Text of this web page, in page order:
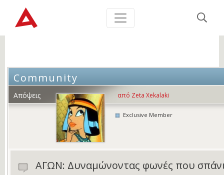
Community
Απόψεις από Zeta Xekalaki
Exclusive Member
ΑΓΩΝ: Δυναμώνοντας φωνές που